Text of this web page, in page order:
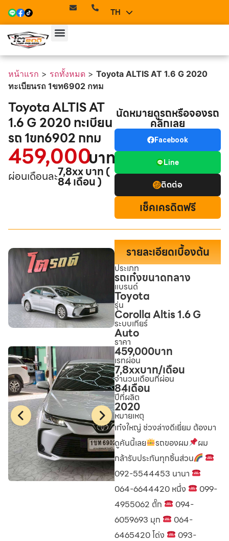
TH
EN
หน้าแรก > รถทั้งหมด > Toyota ALTIS AT 1.6 G 2020
ทะเบียนรถ 1ขท6902 กทม
Toyota ALTIS AT
1.6 G 2020 ทะเบียน
รถ 1ขท6902 กทม
459,000บาท
ผ่อนเดือนละ7,8xx บาท (
84 เดือน )
นัดหมายดูรถหรือจองรถ
คลิกเลย
Facebook
Line
ติดต่อ
เช็คเครดิตฟรี
รายละเอียดเบื้องต้น
ประเภท
รถเก๋งขนาดกลาง
แบรนด์
Toyota
รุ่น
Corolla Altis 1.6 G
ระบบเกียร์
Auto
ราคา
459,000บาท
เรทผ่อน
7,8xxบาท/เดือน
จำนวนเดือนที่ผ่อน
84เดือน
ปีที่ผลิต
2020
หมายเหตุ
เก๋งใหญ่ ช่วงล่างดีเยี่ยม ต้องมา
ดูคันนี้เลย
รถของผม
ผม
กล้ารับประกันทุกชิ้นส่วน
092-5544453 นานา
064-6644420 หนึ่ง
099-
4955062 ตั๊ก
094-
6059693 มุก
064-
6465420 โด่ง
093-